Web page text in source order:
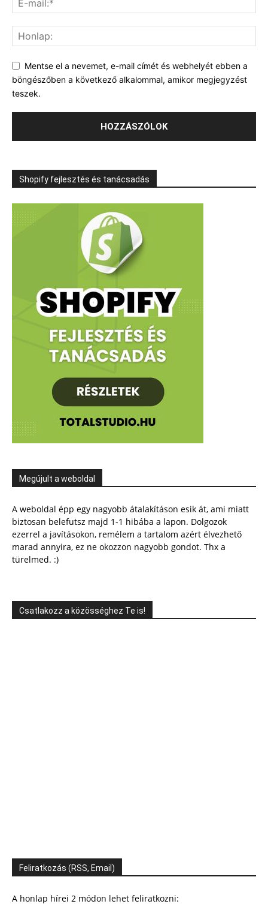
Mentse el a nevemet, e-mail címét és webhelyét ebben a
böngészőben a következő alkalommal, amikor megjegyzést
teszek.
Shopify fejlesztés és tanácsadás
Megújult a weboldal
A weboldal épp egy nagyobb átalakításon esik át, ami miatt
biztosan belefutsz majd 1-1 hibába a lapon. Dolgozok
ezerrel a javításokon, remélem a tartalom azért élvezhető
marad annyira, ez ne okozzon nagyobb gondot. Thx a
türelmed. :)
Csatlakozz a közösséghez Te is!
Feliratkozás (RSS, Email)
A honlap hírei 2 módon lehet feliratkozni: